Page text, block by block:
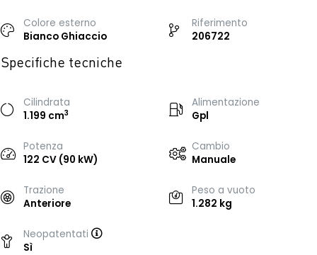
Colore esterno
Bianco Ghiaccio
Riferimento
206722
Specifiche tecniche
Cilindrata
1.199 cm3
Alimentazione
Gpl
Potenza
122 CV (90 kW)
Cambio
Manuale
Trazione
Anteriore
Peso a vuoto
1.282 kg
Neopatentati
Sì